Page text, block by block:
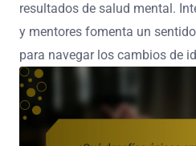
resultados de salud mental.
y mentores fomenta un
para navegar los cambios de